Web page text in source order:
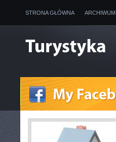
STRONA GŁÓWNA ARCHIWUM